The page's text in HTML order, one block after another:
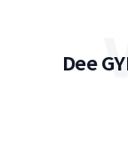
Dee